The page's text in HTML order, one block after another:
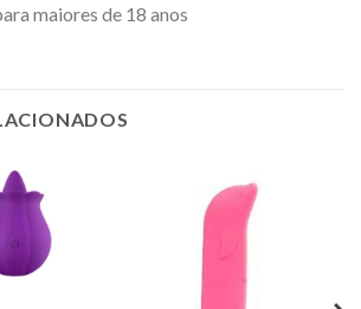
maiores de 18 anos